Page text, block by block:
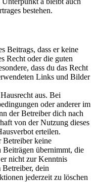
bestehen.
Beitrags, dass er keine
Recht oder die guten
dass du das Recht
Links und Bilder
aus. Bei
oder anderer im
der Betreiber dich nach
von der Nutzung dieses
erteilen.
Betreiber keine
übernimmt, die
nicht zur Kenntnis
Betreiber, dein
jederzeit zu löschen